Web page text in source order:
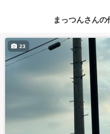
まっつんさん
23